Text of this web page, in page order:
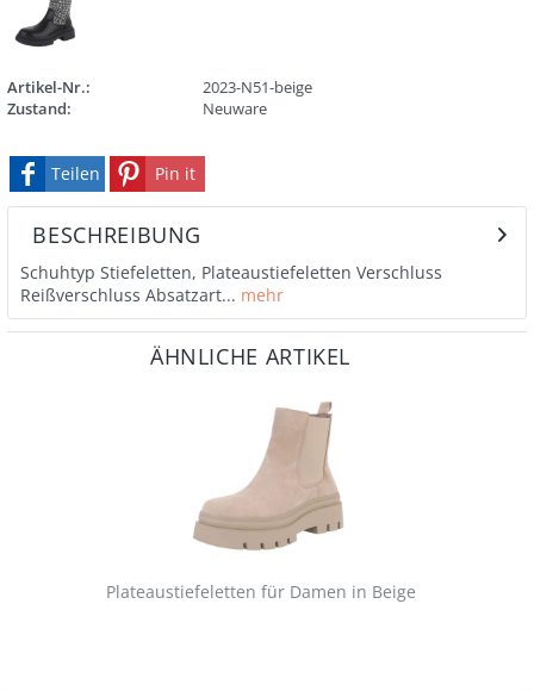
Artikel-Nr.:
2023-N51-beige
Zustand:
Neuware
Teilen Pin it
BESCHREIBUNG
Schuhtyp Stiefeletten, Plateaustiefeletten Verschluss
Reißverschluss Absatzart... mehr
ÄHNLICHE ARTIKEL
Plateaustiefeletten für Damen in Beige